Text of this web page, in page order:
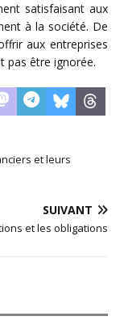
satisfaisant aux
à la société. De
aux entreprises
pas être ignorée.
et leurs
SUIVANT
et les obligations